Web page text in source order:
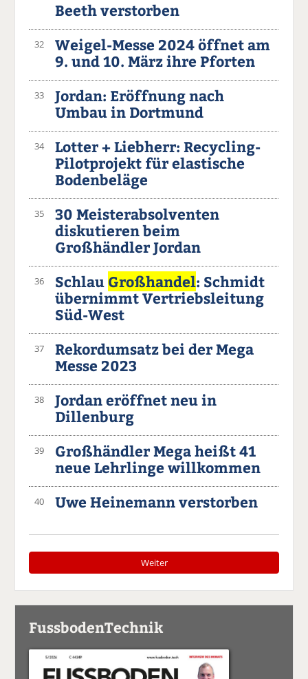
Beeth verstorben
32
Weigel-Messe 2024 öffnet am
9. und 10. März ihre Pforten
33
Jordan: Eröffnung nach
Umbau in Dortmund
34
Lotter + Liebherr: Recycling-
Pilotprojekt für elastische
Bodenbeläge
35
30 Meisterabsolventen
diskutieren beim
Großhändler Jordan
36 Schlau Großhandel: Schmidt
übernimmt Vertriebsleitung
Süd-West
37
Rekordumsatz bei der Mega
Messe 2023
38
Jordan eröffnet neu in
Dillenburg
39
Großhändler Mega heißt 41
neue Lehrlinge willkommen
40 Uwe Heinemann verstorben
Weiter
FussbodenTechnik